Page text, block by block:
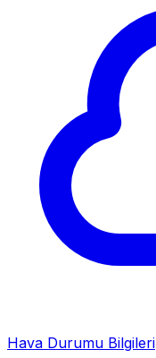
Hava Durumu Bilgileri